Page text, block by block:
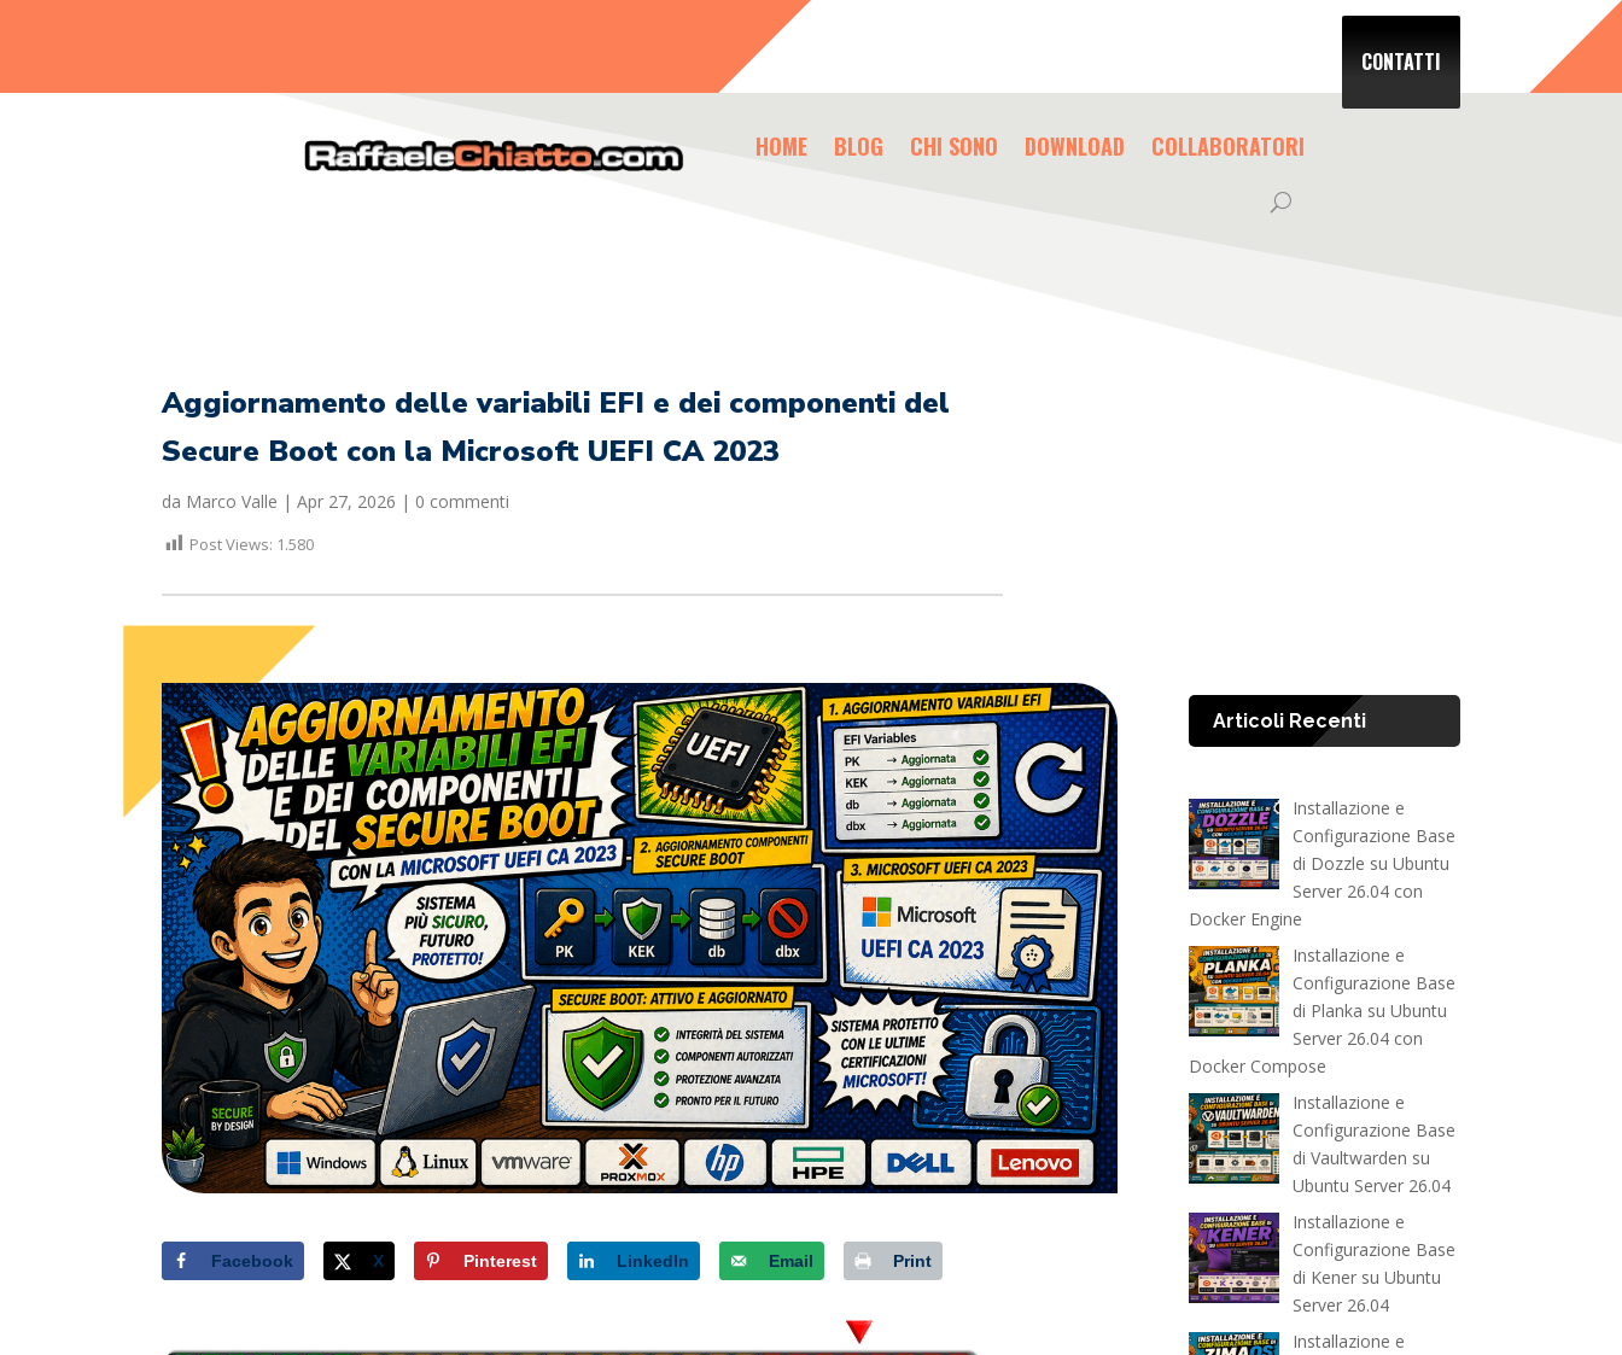
HOME BLOG CHI SONO DOWNLOAD COLLABORATORI
CONTATTI
Aggiornamento delle variabili EFI e dei componenti del
Secure Boot con la Microsoft UEFI CA 2023
da Marco Valle |Apr 27, 2026 | 0 commenti
Post Views: 1.580
Facebook X Pinterest LinkedIn Email Print
Articoli Recenti
Installazione e
Configurazione Base
di Dozzle su Ubuntu
Server 26.04 con
Docker Engine
Installazione e
Configurazione Base
di Planka su Ubuntu
Server 26.04 con
Docker Compose
Installazione e
Configurazione Base
di Vaultwarden su
Ubuntu Server 26.04
Installazione e
Configurazione Base
di Kener su Ubuntu
Server 26.04
Installazione e